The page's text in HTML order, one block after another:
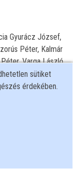
Gyurácz József,
Péter, Kalmár
Varga László
sütiket
érdekében.